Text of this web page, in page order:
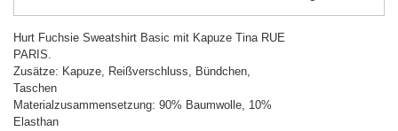
Hurt Fuchsie Sweatshirt Basic mit Kapuze Tina RUE
PARIS.
Zusätze: Kapuze, Reißverschluss, Bündchen,
Taschen
Materialzusammensetzung: 90% Baumwolle, 10%
Elasthan